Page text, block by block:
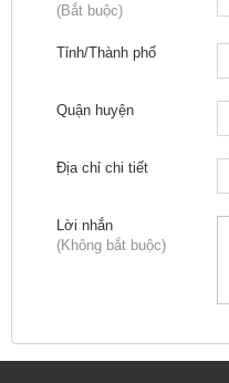
(Bắt buộc)
Tỉnh/Thành phố
Quận huyện
Địa chỉ chi tiết
Lời nhắn
(Không bắt buộc)